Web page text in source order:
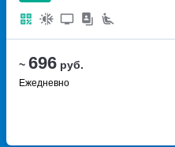
~ 696 руб.
Ежедневно